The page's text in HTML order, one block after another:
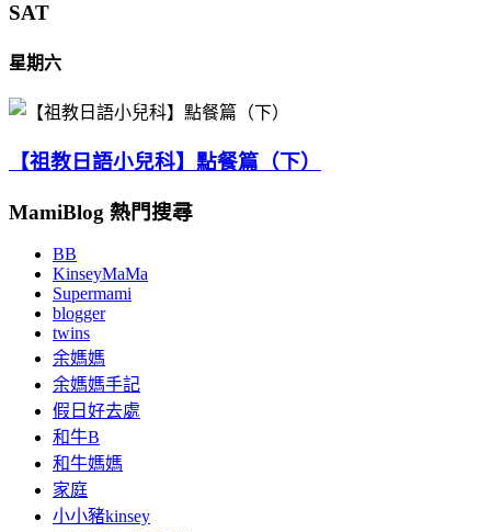
SAT
星期六
【祖教日語小兒科】點餐篇（下）
MamiBlog 熱門搜尋
BB
KinseyMaMa
Supermami
blogger
twins
余媽媽
余媽媽手記
假日好去處
和牛B
和牛媽媽
家庭
小小豬kinsey